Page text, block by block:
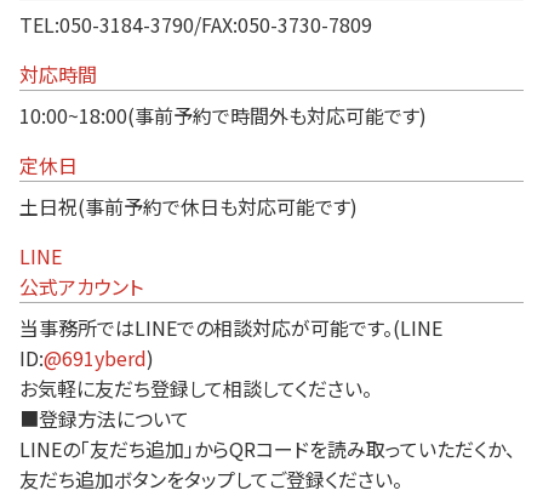
TEL:050-3184-3790/FAX:050-3730-7809
対応時間
10:00~18:00(事前予約で時間外も対応可能です)
定休日
土日祝(事前予約で休日も対応可能です)
LINE
公式アカウント
当事務所ではLINEでの相談対応が可能です。(LINE
ID:@691yberd)
お気軽に友だち登録して相談してください。
■登録方法について
LINEの「友だち追加」からQRコードを読み取っていただくか、
友だち追加ボタンをタップしてご登録ください。